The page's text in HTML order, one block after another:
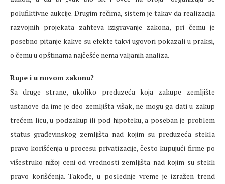
polufiktivne aukcije. Drugim rečima, sistem je takav da realizacija
razvojnih projekata zahteva izigravanje zakona, pri čemu je
posebno pitanje kakve su efekte takvi ugovori pokazali u praksi,
o čemu u opštinama najčešće nema valjanih analiza.
Rupe i u novom zakonu?
Sa druge strane, ukoliko preduzeća koja zakupe zemljište
ustanove da ime je deo zemljišta višak, ne mogu ga dati u zakup
trećem licu, u podzakup ili pod hipoteku, a poseban je problem
status građevinskog zemljišta nad kojim su preduzeća stekla
pravo korišćenja u procesu privatizacije, često kupujući firme po
višestruko nižoj ceni od vrednosti zemljišta nad kojim su stekli
pravo korišćenja. Takođe, u poslednje vreme je izražen trend